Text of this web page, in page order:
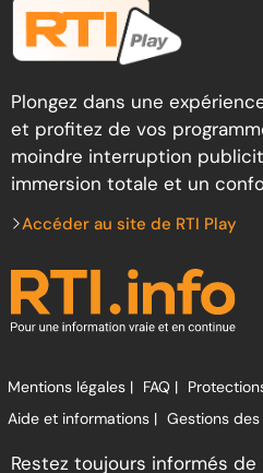
Plongez dans une
et profitez de vos
moindre interruption
immersion totale et un
Accéder au site de RTI Play
Mentions légales | FAQ |
Aide et informations | Gestions
Restez toujours informés